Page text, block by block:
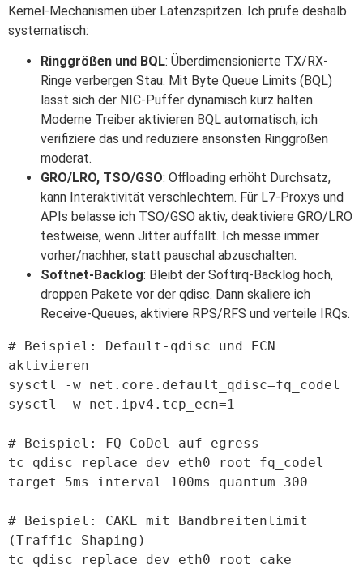
Kernel-Mechanismen über Latenzspitzen. Ich prüfe deshalb
systematisch:
Ringgrößen und BQL: Überdimensionierte TX/RX-
Ringe verbergen Stau. Mit Byte Queue Limits (BQL)
lässt sich der NIC-Puffer dynamisch kurz halten.
Moderne Treiber aktivieren BQL automatisch; ich
verifiziere das und reduziere ansonsten Ringgrößen
moderat.
GRO/LRO, TSO/GSO: Offloading erhöht Durchsatz,
kann Interaktivität verschlechtern. Für L7-Proxys und
APIs belasse ich TSO/GSO aktiv, deaktiviere GRO/LRO
testweise, wenn Jitter auffällt. Ich messe immer
vorher/nachher, statt pauschal abzuschalten.
Softnet-Backlog: Bleibt der Softirq-Backlog hoch,
droppen Pakete vor der qdisc. Dann skaliere ich
Receive-Queues, aktiviere RPS/RFS und verteile IRQs.
# Beispiel: Default-qdisc und ECN
aktivieren
sysctl -w net.core.default_qdisc=fq_codel
sysctl -w net.ipv4.tcp_ecn=1
# Beispiel: FQ-CoDel auf egress
tc qdisc replace dev eth0 root fq_codel
target 5ms interval 100ms quantum 300
# Beispiel: CAKE mit Bandbreitenlimit
(Traffic Shaping)
tc qdisc replace dev eth0 root cake